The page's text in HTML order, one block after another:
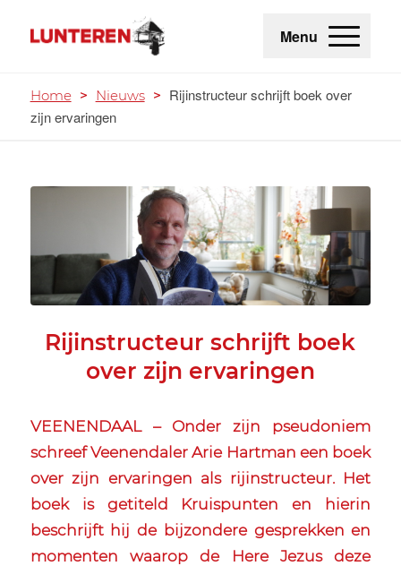
Menu
Home > Nieuws > Rijinstructeur schrijft boek over
zijn ervaringen
Rijinstructeur schrijft boek
over zijn ervaringen
VEENENDAAL – Onder zijn pseudoniem
schreef Veenendaler Arie Hartman een boek
over zijn ervaringen als rijinstructeur. Het
boek is getiteld Kruispunten en hierin
beschrijft hij de bijzondere gesprekken en
momenten waarop de Here Jezus deze